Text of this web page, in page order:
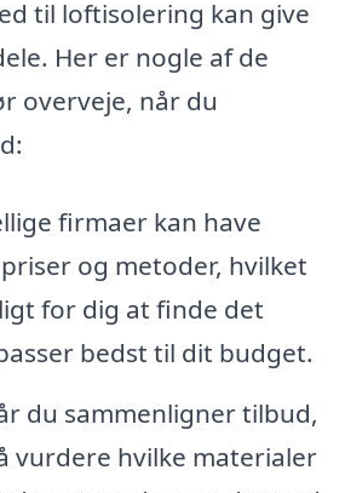
til loftisolering kan give
Her er nogle af de
overveje, når du
firmaer kan have
og metoder, hvilket
for dig at finde det
bedst til dit budget.
du sammenligner tilbud,
vurdere hvilke materialer